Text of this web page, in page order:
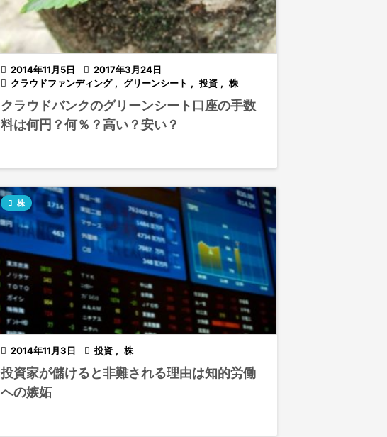
 2014年11月5日  2017年3月24日
 クラウドファンディング , グリーンシート , 投資 , 株
クラウドバンクのグリーンシート口座の手数
料は何円？何％？高い？安い？
 2014年11月3日
 株
 投資 , 株
投資家が儲けると非難される理由は知的労働
への嫉妬